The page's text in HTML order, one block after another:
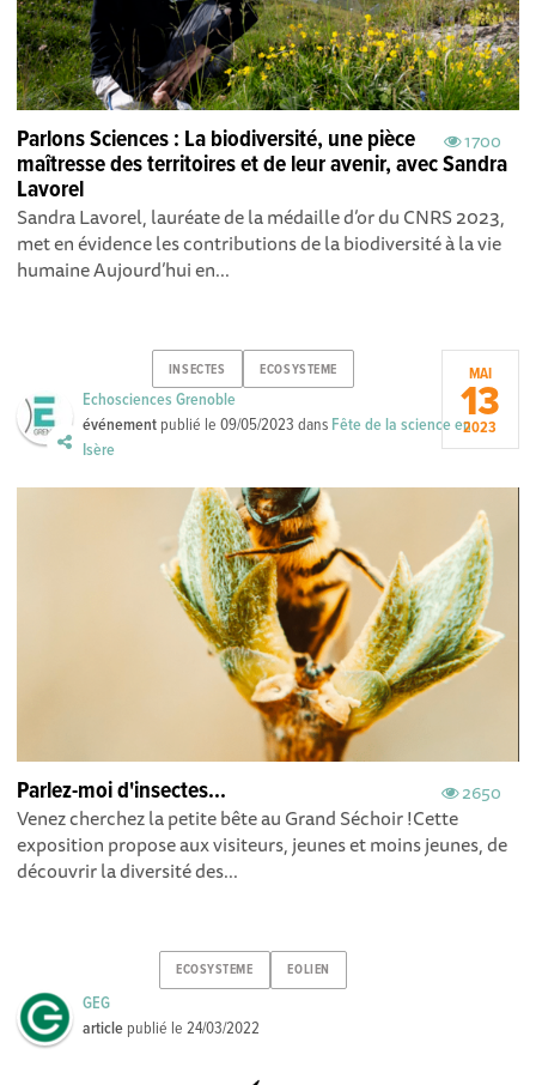
1700
Parlons Sciences : La biodiversité, une pièce
maîtresse des territoires et de leur avenir, avec Sandra
Lavorel
Sandra Lavorel, lauréate de la médaille d’or du CNRS 2023,
met en évidence les contributions de la biodiversité à la vie
humaine Aujourd’hui en...
INSECTES ECOSYSTEME
Echosciences Grenoble
événement publié le09/05/2023 dans Fête de la science en
Isère
MAI
13
2023
2650
Parlez-moi d'insectes...
Venez cherchez la petite bête au Grand Séchoir !Cette
exposition propose aux visiteurs, jeunes et moins jeunes, de
découvrir la diversité des...
ECOSYSTEME EOLIEN
GEG
article publié le24/03/2022